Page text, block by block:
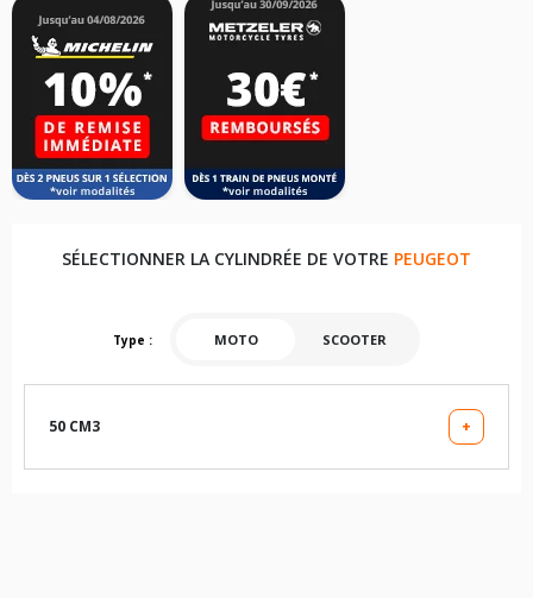
SÉLECTIONNER LA CYLINDRÉE DE VOTRE PEUGEOT
Type : MOTO SCOOTER
50 CM3 +